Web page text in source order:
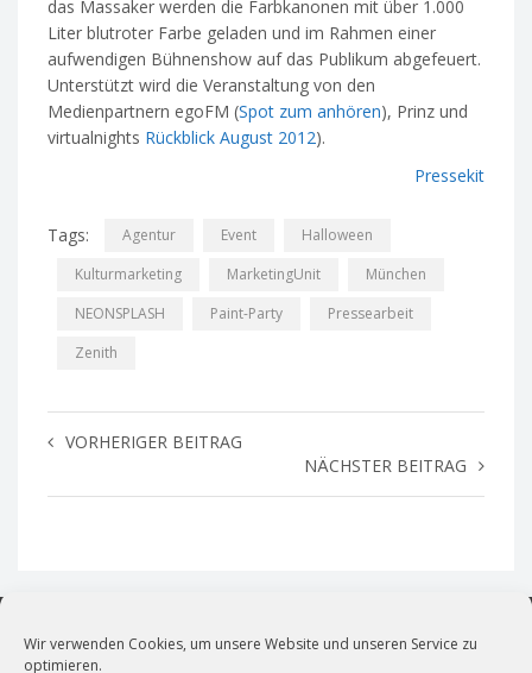
Wir verwenden Cookies, um unsere Website und unseren Service zu
optimieren.
das Massaker werden die Farbkanonen mit über 1.000
Liter blutroter Farbe geladen und im Rahmen einer
aufwendigen Bühnenshow auf das Publikum abgefeuert.
Unterstützt wird die Veranstaltung von den
Medienpartnern egoFM (Spot zum anhören), Prinz und
virtualnights Rückblick August 2012).
Pressekit
Tags: Agentur Event
Halloween
Kulturmarketing
MarketingUnit
München
NEONSPLASH
Paint-Party
Pressearbeit
Zenith
VORHERIGER BEITRAG
NÄCHSTER BEITRAG